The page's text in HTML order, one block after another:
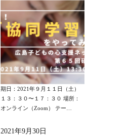
ーク研修会報告~
期日：2021年９月１１日（土）
１３：３０〜１７：３０ 場所：
オンライン（Zoom） テー…
2021年9月30日